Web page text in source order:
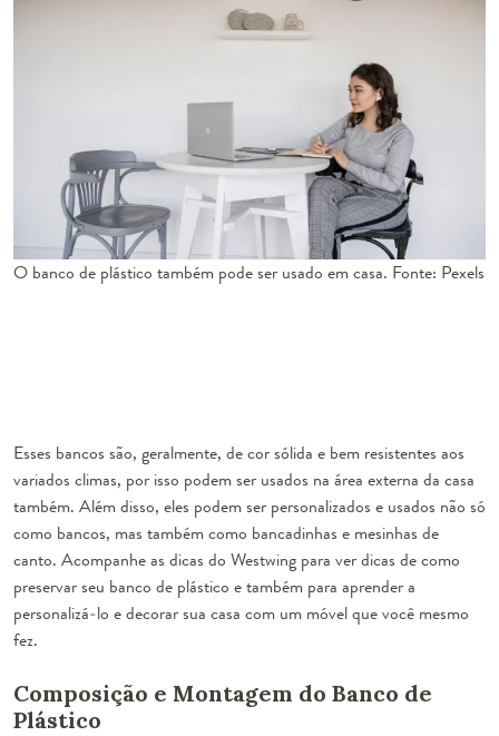
O banco de plástico também pode ser usado em casa. Fonte: Pexels
Esses bancos são, geralmente, de cor sólida e bem resistentes aos
variados climas, por isso podem ser usados na área externa da casa
também. Além disso, eles podem ser personalizados e usados não só
como bancos, mas também como bancadinhas e mesinhas de
canto. Acompanhe as dicas do Westwing para ver dicas de como
preservar seu banco de plástico e também para aprender a
personalizá-lo e decorar sua casa com um móvel que você mesmo
fez.
Composição e Montagem do Banco de
Plástico